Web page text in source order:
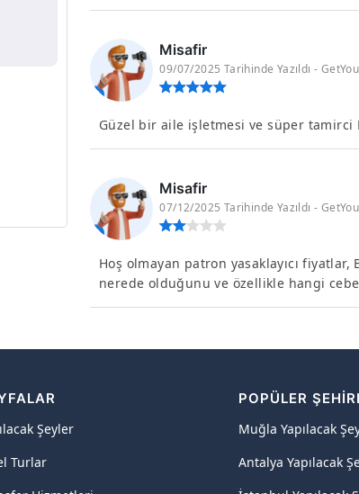
Misafir
09/07/2025 Tarihinde Yazıldı -
Güzel bir aile işletmesi ve süper
Misafir
07/12/2025 Tarihinde Yazıldı -
Hoş olmayan patron yasaklayıcı
nerede olduğunu ve özellikle hangi
Şeyler
Turlar
POPÜLER
Muğla Yapılacak
Antalya Yapılacak